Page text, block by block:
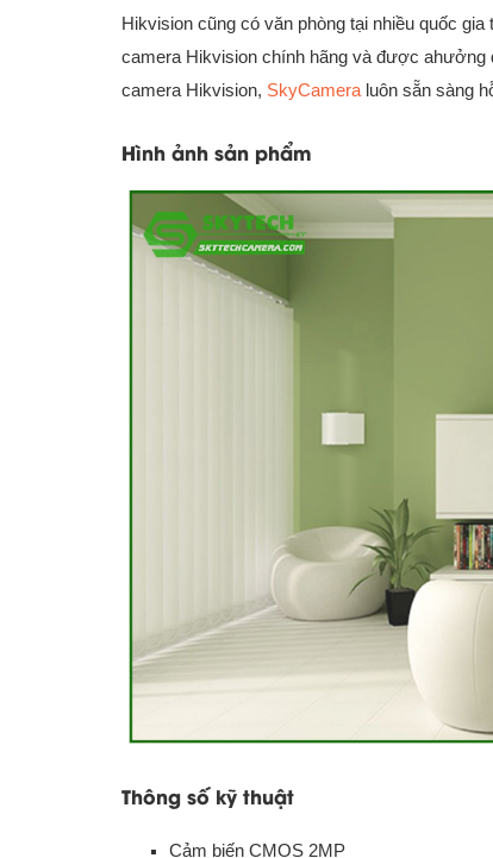
Hikvision cũng có văn phòng tại nhiều quốc
camera Hikvision chính hãng và được ahưởng
camera Hikvision, SkyCamera luôn sẵn sàng
Hình ảnh sản phẩm
Thông số kỹ thuật
Cảm biến CMOS 2MP